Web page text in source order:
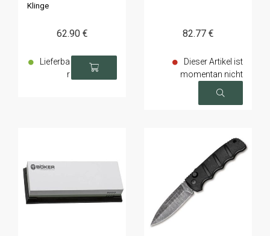
Klinge
62.90 €
Lieferba
r
82.77 €
Dieser Artikel ist
momentan nicht
verfügbar